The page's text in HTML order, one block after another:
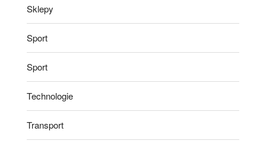
Sklepy
Sport
Sport
Technologie
Transport